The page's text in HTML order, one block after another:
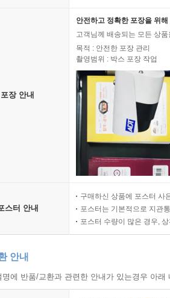
포장 안내
안전하고 정확한 포장을 위
고객님께 배송되는 모든 상
목적 : 안전한 포장 관리
촬영범위 : 박스 포장 작업
스터 안내
구매하신 상품에 포스터 사
포스터는 기본적으로 지관
포스터 수량이 많은 경우,
안내
에 반품/교환과 관련한 안내가 있는경우 아